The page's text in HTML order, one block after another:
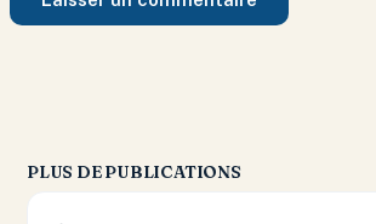
PLUS DE PUBLICATIONS